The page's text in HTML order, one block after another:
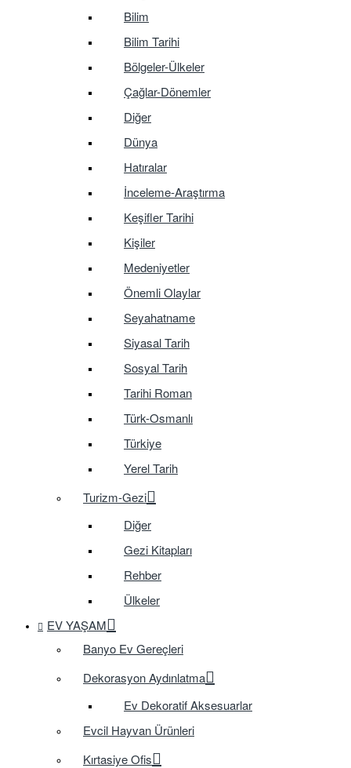
Bilim
Bilim Tarihi
Bölgeler-Ülkeler
Çağlar-Dönemler
Diğer
Dünya
Hatıralar
İnceleme-Araştırma
Keşifler Tarihi
Kişiler
Medeniyetler
Önemli Olaylar
Seyahatname
Siyasal Tarih
Sosyal Tarih
Tarihi Roman
Türk-Osmanlı
Türkiye
Yerel Tarih
Turizm-Gezi
Diğer
Gezi Kitapları
Rehber
Ülkeler
EV YAŞAM
Banyo Ev Gereçleri
Dekorasyon Aydınlatma
Ev Dekoratif Aksesuarlar
Evcil Hayvan Ürünleri
Kırtasiye Ofis